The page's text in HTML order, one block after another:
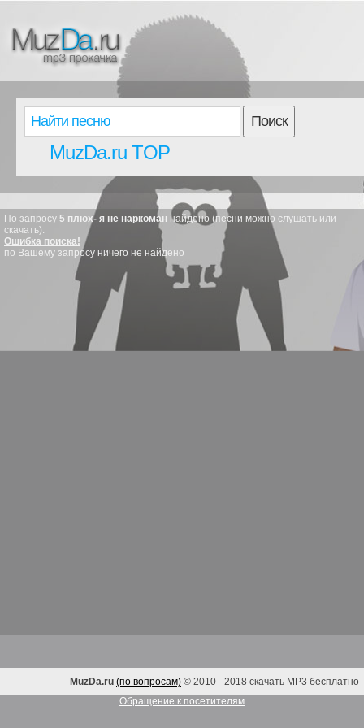
Поиск
MuzDa.ru TOP
По запросу 5 плюх- я не наркоман найдено (песни можно слушать или
скачать):
Ошибка поиска!
по Вашему запросу ничего не найдено
MuzDa.ru (по вопросам) © 2010 - 2018 скачать MP3 бесплатно
Обращение к посетителям